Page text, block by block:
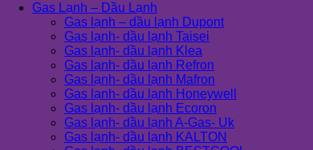
Gas Lạnh – Dầu Lạnh
Gas lạnh – dầu lạnh Dupont
Gas lạnh- dầu lạnh Taisei
Gas lạnh- dầu lạnh Klea
Gas lạnh- dầu lạnh Refron
Gas lạnh- dầu lạnh Mafron
Gas lạnh- dầu lạnh Honeywell
Gas lạnh- dầu lạnh Ecoron
Gas lạnh- dầu lạnh A-Gas- Uk
Gas lạnh- dầu lạnh KALTON